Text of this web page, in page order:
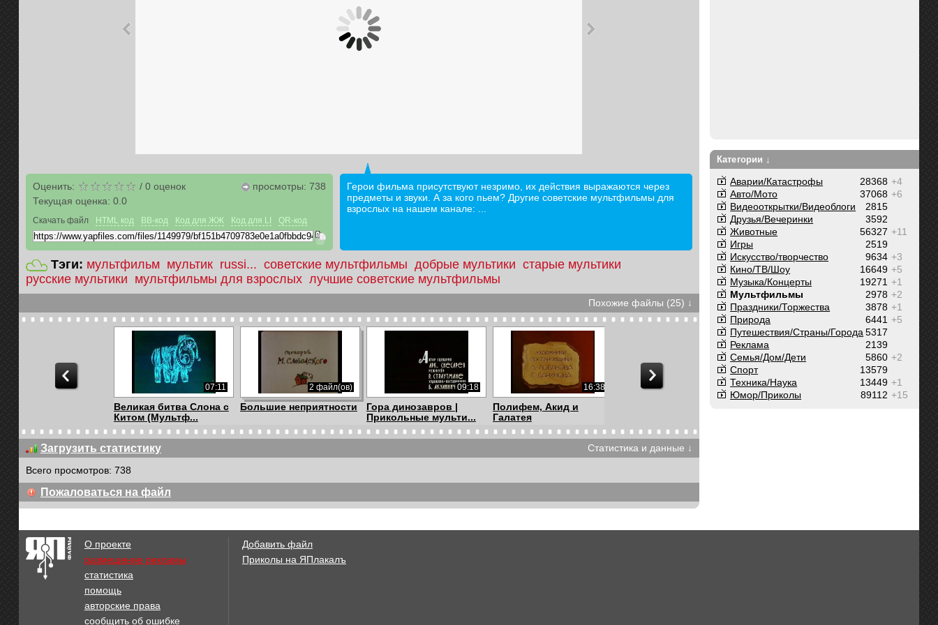
Оценить: / 0оценок
Текущая оценка: 0.0
просмотры: 738
Скачать файл HTML код BB-код Код для ЖЖ Код для LI QR-код
Герои фильма присутствуют незримо, их действия выражаются через
предметы и звуки. А за кого пьем? Другие советские мультфильмы для
взрослых на нашем канале: ...
Тэги: мультфильм мультик russi... советские мультфильмы добрые мультики старые мультики
русские мультики мультфильмы для взрослых лучшие советские мультфильмы
Похожие файлы (25) ↓
07:11
Великая битва Слона с
Китом (Мультф...
2 файл(ов)
Большие неприятности
09:18
Гора динозавров |
Прикольные мульти...
16:38
Полифем, Акид и
Галатея
08:41
Советские
09:27
Алим и его ослик
06:48
Просто так
09:28
Выпуск 1
Сказание о Кудым-оше
Загрузить статистику
Статистика и данные ↓
Всего просмотров: 738
Пожаловаться на файл
Категории ↓
+4
28368
Аварии/Катастрофы
+6
37068
Авто/Мото
2815
Видеооткрытки/Видеоблоги
3592
Друзья/Вечеринки
+11
56327
Животные
2519
Игры
+3
9634
Искусство/творчество
+5
16649
Кино/ТВ/Шоу
+1
19271
Музыка/Концерты
+2
2978
Мультфильмы
+1
3878
Праздники/Торжества
+5
6441
Природа
5317
Путешествия/Cтраны/Города
2139
Реклама
+2
5860
Семья/Дом/Дети
13579
Спорт
+1
13449
Техника/Наука
+15
89112
Юмор/Приколы
О проекте
размещение рекламы
статистика
помощь
авторские права
сообщить об ошибке
Добавить файл
Приколы на ЯПлакалъ